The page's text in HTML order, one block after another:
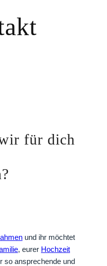
für dich
und ihr möchtet
, eurer Hochzeit
so ansprechende und